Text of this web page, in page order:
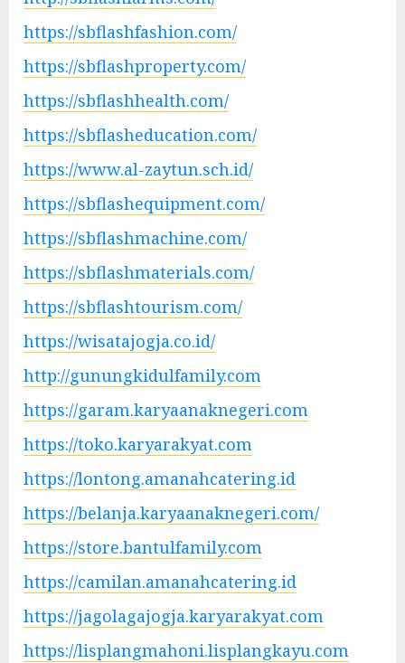
https://sbflashfashion.com/
https://sbflashproperty.com/
https://sbflashhealth.com/
https://sbflasheducation.com/
https://www.al-zaytun.sch.id/
https://sbflashequipment.com/
https://sbflashmachine.com/
https://sbflashmaterials.com/
https://sbflashtourism.com/
https://wisatajogja.co.id/
http://gunungkidulfamily.com
https://garam.karyaanaknegeri.com
https://toko.karyarakyat.com
https://lontong.amanahcatering.id
https://belanja.karyaanaknegeri.com/
https://store.bantulfamily.com
https://camilan.amanahcatering.id
https://jagolagajogja.karyarakyat.com
https://lisplangmahoni.lisplangkayu.com